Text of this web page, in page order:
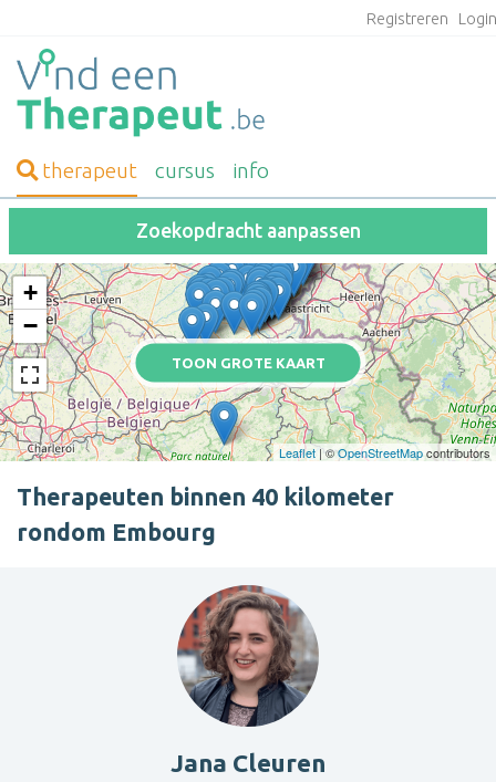
Registreren
therapeut cursus info
Zoekopdracht aanpassen
TOON GROTE KAART
+
−
Leaflet| ©OpenStreetMapcontributors
Therapeuten binnen 40 kilometer
rondom Embourg
Jana Cleuren